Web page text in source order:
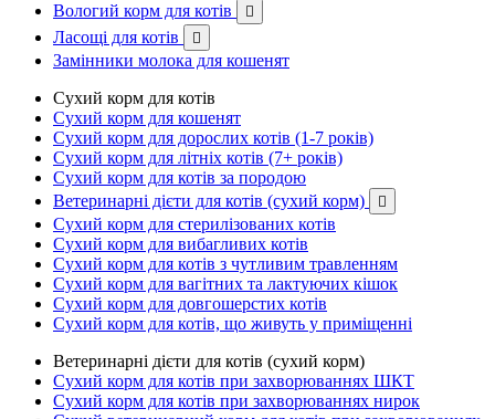
Вологий корм для котів 
Ласощі для котів 
Замінники молока для кошенят
Сухий корм для котів
Сухий корм для кошенят
Сухий корм для дорослих котів (1-7 років)
Сухий корм для літніх котів (7+ років)
Сухий корм для котів за породою
Ветеринарні дієти для котів (сухий корм)

Сухий корм для стерилізованих котів
Сухий корм для вибагливих котів
Сухий корм для котів з чутливим травленням
Сухий корм для вагітних та лактуючих кішок
Сухий корм для довгошерстих котів
Сухий корм для котів, що живуть у приміщенні
Ветеринарні дієти для котів (сухий корм)
Сухий корм для котів при захворюваннях ШКТ
Сухий корм для котів при захворюваннях нирок